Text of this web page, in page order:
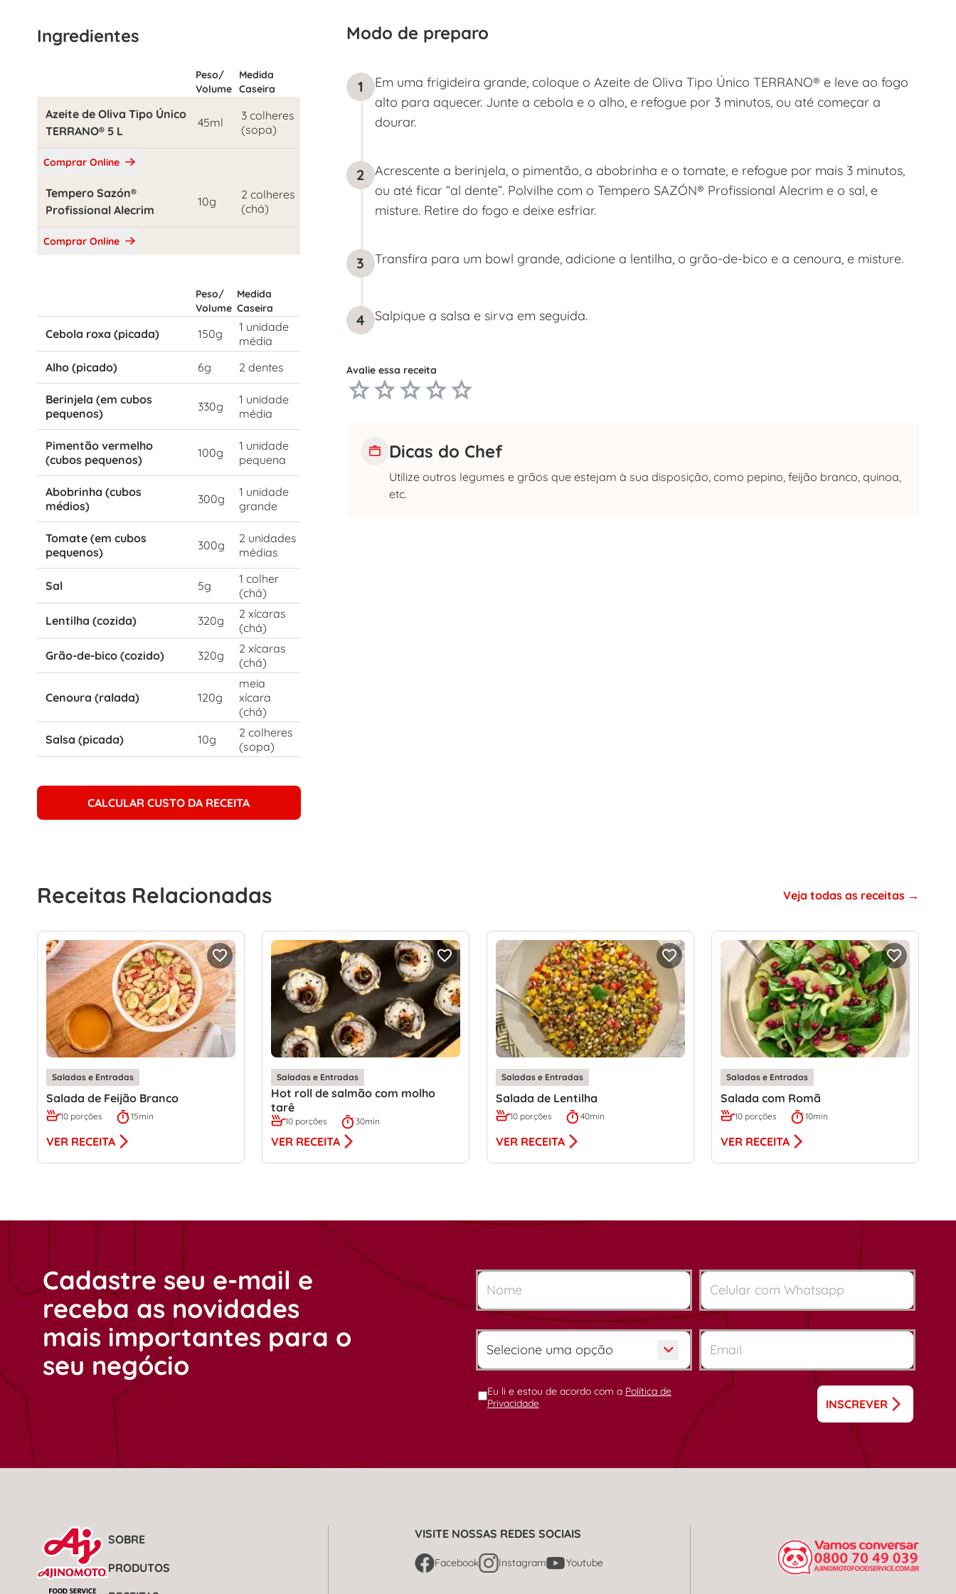
Ingredientes
Peso/
Volume
Medida
Caseira
Azeite de Oliva Tipo Único
TERRANO® 5 L
45ml
3 colheres
(sopa)
Comprar Online
Tempero Sazón®
Profissional Alecrim
10g
2 colheres
(chá)
Comprar Online
Peso/
Volume
Medida
Caseira
Cebola roxa (picada) 150g
1 unidade
média
Alho (picado)
6g 2 dentes
Berinjela (em cubos
pequenos)
330g
1 unidade
média
Pimentão vermelho
(cubos pequenos)
100g
1 unidade
pequena
Abobrinha (cubos
médios)
300g
1 unidade
grande
Tomate (em cubos
pequenos)
300g
2 unidades
médias
Sal 5g
1 colher
(chá)
Lentilha (cozida)
320g
2 xícaras
(chá)
Grão-de-bico (cozido)
320g
2 xícaras
(chá)
Cenoura (ralada) 120g
meia
xícara
(chá)
Salsa (picada)
10g
2 colheres
(sopa)
CALCULAR CUSTO DA RECEITA
Modo de preparo
1
Em uma frigideira grande, coloque o Azeite de Oliva Tipo Único TERRANO® e leve ao fogo
alto para aquecer. Junte a cebola e o alho, e refogue por 3 minutos, ou até começar a
dourar.
2
Acrescente a berinjela, o pimentão, a abobrinha e o tomate, e refogue por mais 3 minutos,
ou até ficar “al dente”. Polvilhe com o Tempero SAZÓN® Profissional Alecrim e o sal, e
misture. Retire do fogo e deixe esfriar.
3 Transfira para um bowl grande, adicione a lentilha, o grão-de-bico e a cenoura, e misture.
4 Salpique a salsa e sirva em seguida.
Avalie essa receita
Dicas do Chef
Utilize outros legumes e grãos que estejam à sua disposição, como pepino, feijão branco, quinoa,
etc.
Receitas Relacionadas Veja todas as receitas
Saladas e Entradas
Salada de Feijão Branco
10 porções 15min
VER RECEITA
Saladas e Entradas
Hot roll de salmão com molho
tarê
10 porções 30min
VER RECEITA
Saladas e Entradas
Salada de Lentilha
10 porções 40min
VER RECEITA
Saladas e Entradas
Salada com Romã
10 porções 10min
VER RECEITA
Cadastre seu e-mail e
receba as novidades
mais importantes para o
seu negócio
Eu li e estou de acordo com a Política de
Privacidade
INSCREVER
SOBRE
PRODUTOS
VISITE NOSSAS REDES SOCIAIS
Facebook Instagram Youtube